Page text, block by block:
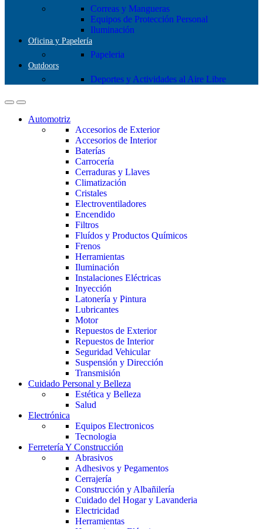
Correas y Mangueras
Equipos de Protección Personal
Iluminación
Oficina y Papelería
Papeleria
Outdoors
Deportes y Actividades al Aire Libre
Automotriz
Accesorios de Exterior
Accesorios de Interior
Baterías
Carrocería
Cerraduras y Llaves
Climatización
Cristales
Electroventiladores
Encendido
Filtros
Fluídos y Productos Químicos
Frenos
Herramientas
Iluminación
Instalaciones Eléctricas
Inyección
Latonería y Pintura
Lubricantes
Motor
Repuestos de Exterior
Repuestos de Interior
Seguridad Vehicular
Suspensión y Dirección
Transmisión
Cuidado Personal y Belleza
Estética y Belleza
Salud
Electrónica
Equipos Electronicos
Tecnologia
Ferretería Y Construcción
Abrasivos
Adhesivos y Pegamentos
Cerrajería
Construcción y Albañilería
Cuidado del Hogar y Lavanderia
Electricidad
Herramientas